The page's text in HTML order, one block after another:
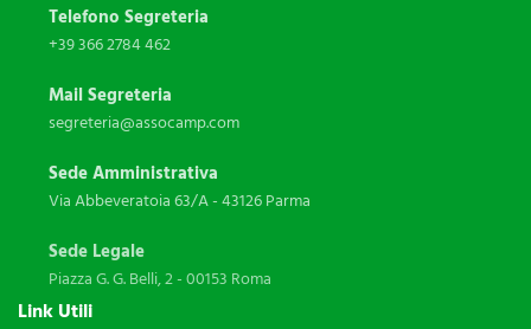
Telefono Segreteria
+39 366 2784 462
Mail Segreteria
segreteria@assocamp.com
Sede Amministrativa
Via Abbeveratoia 63/A - 43126 Parma
Sede Legale
Piazza G. G. Belli, 2 - 00153 Roma
Link Utili